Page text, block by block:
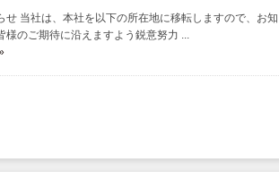
せ 当社は、本社を以下の所在地に移転しますので、お
様のご期待に沿えますよう鋭意努力 ...